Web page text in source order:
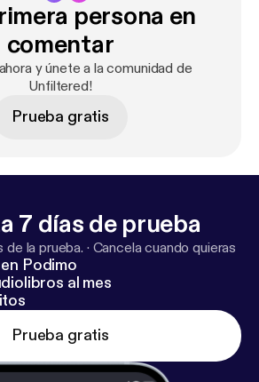
persona en
comentar
y únete a la comunidad de
Unfiltered!
Prueba gratis
7 días de prueba
la prueba. · Cancela cuando quieras
Podimo
al mes
Prueba gratis